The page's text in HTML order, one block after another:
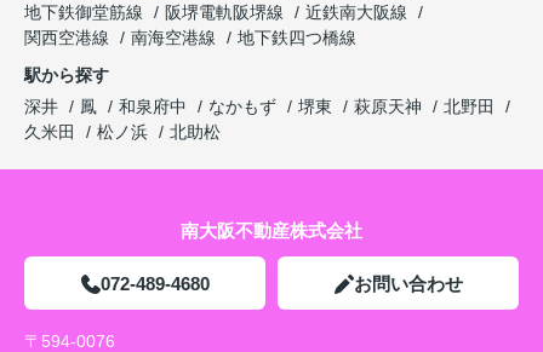
地下鉄御堂筋線
阪堺電軌阪堺線
近鉄南大阪線
関西空港線
南海空港線
地下鉄四つ橋線
駅から探す
深井
鳳 和泉府中 なかもず 堺東 萩原天神
北野田
久米田
松ノ浜 北助松
南大阪不動産株式会社
072-489-4680 お問い合わせ
〒594-0076